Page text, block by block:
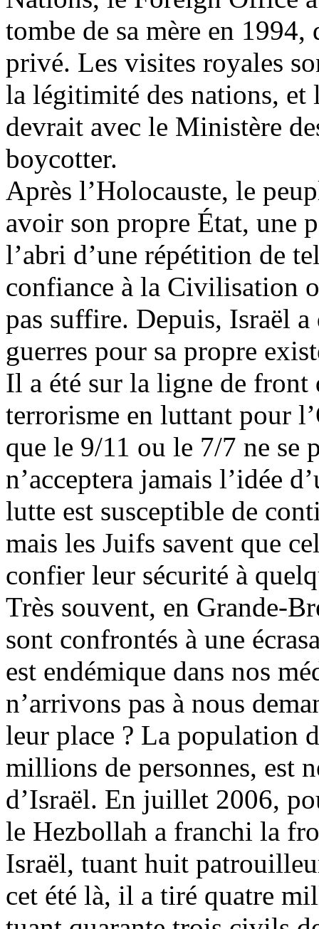
tombe de sa mère en
privé. Les visites royales
la légitimité des nations,
devrait avec le Ministère
boycotter.
Après l’Holocauste, le
avoir son propre État, une
l’abri d’une répétition de
confiance à la Civilisation
pas suffire. Depuis, Israël
guerres pour sa propre
Il a été sur la ligne de front
terrorisme en luttant pour
que le 9/11 ou le 7/7 ne se
n’acceptera jamais l’idée
lutte est susceptible de
mais les Juifs savent que
confier leur sécurité à
Très souvent, en Grande-
sont confrontés à une
est endémique dans nos
n’arrivons pas à nous
leur place ? La population
millions de personnes, est
d’Israël. En juillet 2006,
le Hezbollah a franchi la
Israël, tuant huit
cet été là, il a tiré quatre